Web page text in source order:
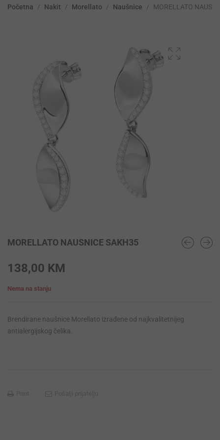
Početna / Nakit / Morellato / Naušnice / MORELLATO
MORELLATO NAUSNICE SAKH35
138,00 KM
Nema na stanju
Brendirane naušnice Morellato izrađene od najkvalitetnijeg
antialergijskog čelika.